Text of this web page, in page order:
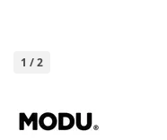
1 /2